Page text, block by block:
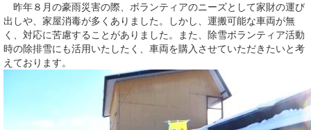
昨年８月の豪雨災害の際、ボランティアのニーズとして家財の運び
出しや、家屋消毒が多くありました。しかし、運搬可能な車両が無
く、対応に苦慮することがありました。また、除雪ボランティア活動
時の除排雪にも活用いたしたく、車両を購入させていただきたいと考
えております。